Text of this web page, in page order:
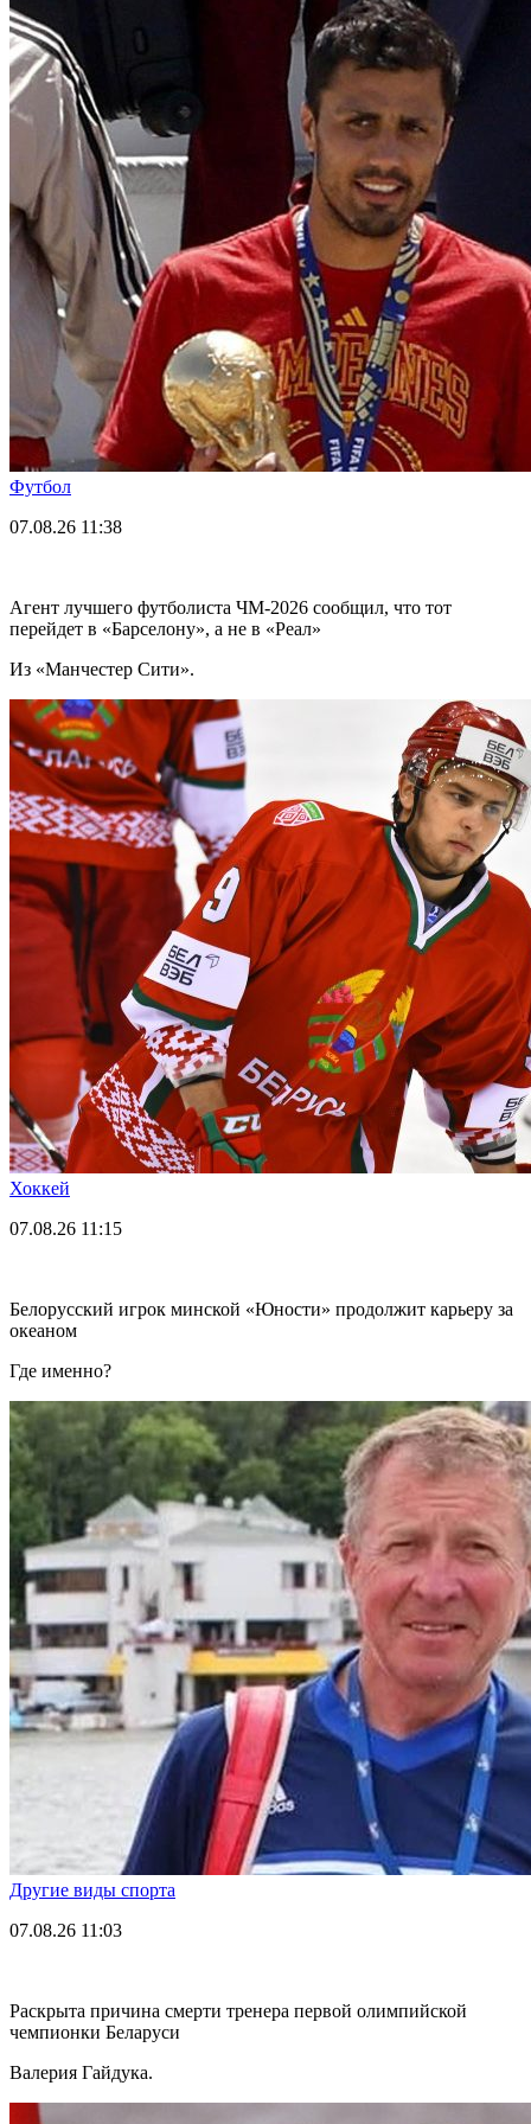
Футбол
07.08.26 11:38
Агент лучшего футболиста ЧМ-2026 cообщил, что тот
перейдет в «Барселону», а не в «Реал»
Из «Манчестер Сити».
Хоккей
07.08.26 11:15
Белорусский игрок минской «Юности» продолжит карьеру за
океаном
Где именно?
Другие виды спорта
07.08.26 11:03
Раскрыта причина смерти тренера первой олимпийской
чемпионки Беларуси
Валерия Гайдука.